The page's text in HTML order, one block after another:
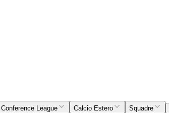
Conference League Calcio Estero Squadre